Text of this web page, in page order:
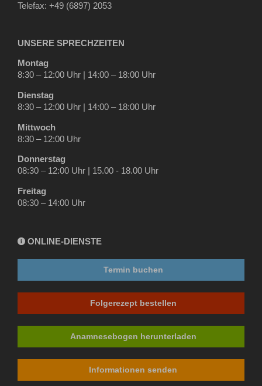
Telefax: +49 (6897) 2053
UNSERE SPRECHZEITEN
Montag
8:30 – 12:00 Uhr | 14:00 – 18:00 Uhr
Dienstag
8:30 – 12:00 Uhr | 14:00 – 18:00 Uhr
Mittwoch
8:30 – 12:00 Uhr
Donnerstag
08:30 – 12:00 Uhr | 15.00 - 18.00 Uhr
Freitag
08:30 – 14:00 Uhr
i ONLINE-DIENSTE
Termin buchen
Folgerezept bestellen
Anamnesebogen herunterladen
Informationen senden